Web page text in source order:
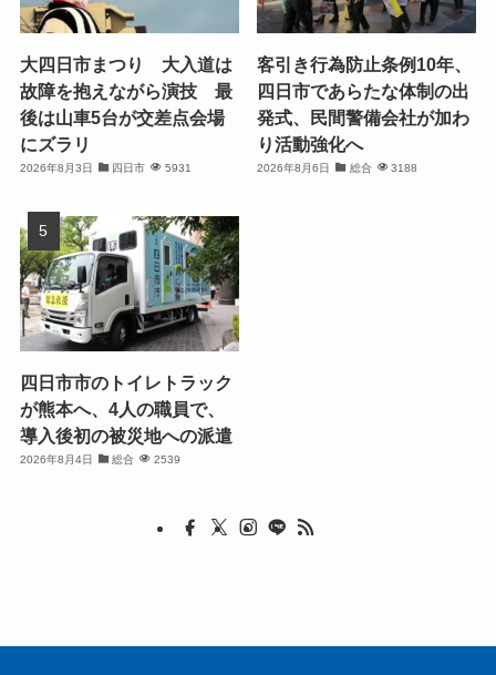
大四日市まつり 大入道は
故障を抱えながら演技 最
後は山車5台が交差点会場
にズラリ
2026年8月3日 四日市 5931
客引き行為防止条例10年、
四日市であらたな体制の出
発式、民間警備会社が加わ
り活動強化へ
2026年8月6日 総合 3188
四日市市のトイレトラック
が熊本へ、4人の職員で、
導入後初の被災地への派遣
2026年8月4日 総合 2539